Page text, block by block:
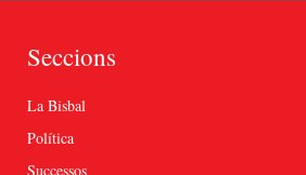
Seccions
La Bisbal
Política
Successos